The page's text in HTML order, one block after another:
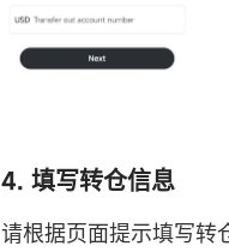
4. 填写转仓信息
请根据页面提示填写转